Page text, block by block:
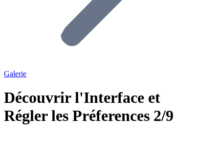
Galerie
Découvrir l'Interface et
Régler les Préferences 2/9